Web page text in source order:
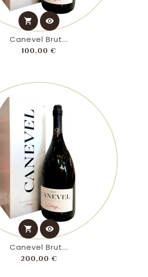
shopping_cart visibility
Canevel Brut...
100,00 €
shopping_cart visibility
Canevel Brut...
200,00 €Prezzo